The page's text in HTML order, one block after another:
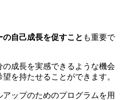
の自己成長を促すこと も重要で
成長を実感できるような機会
を持たせることができます。
ップのためのプログラムを用